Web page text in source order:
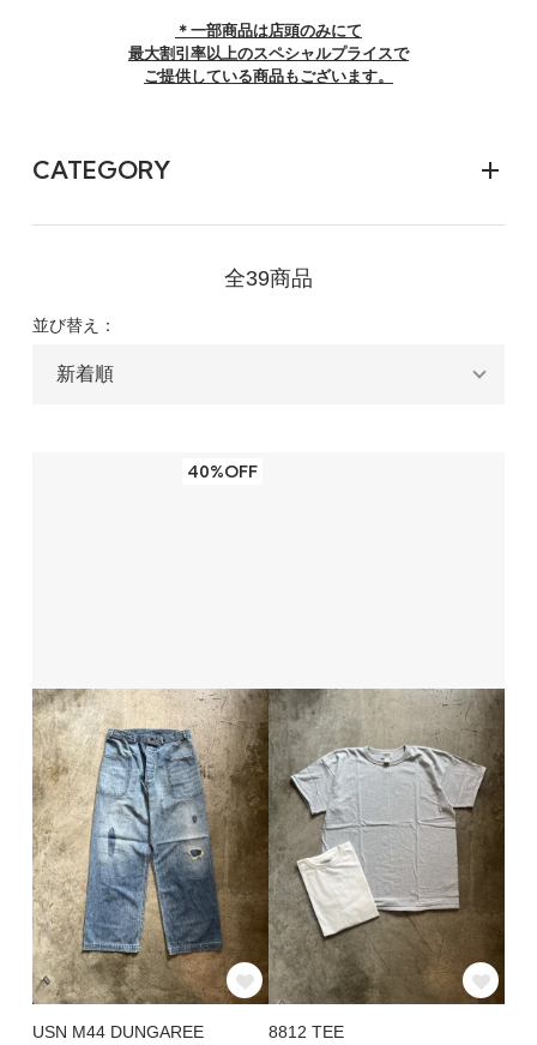
＊一部商品は店頭のみにて
最大割引率以上のスペシャルプライスで
ご提供している商品もございます。
CATEGORY
全39商品
並び替え：
40%OFF
USN M44 DUNGAREE
8812 TEE